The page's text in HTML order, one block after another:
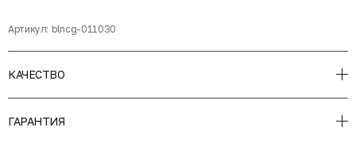
Артикул: blncg-011030
КАЧЕСТВО
ГАРАНТИЯ